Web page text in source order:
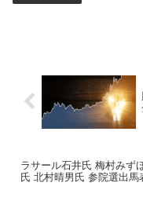
ラサール石井氏 梅村みず
氏 北村晴男氏 参院選出馬